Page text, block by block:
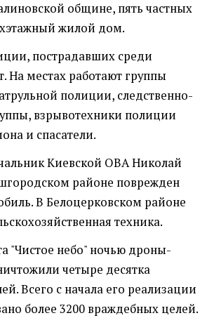
общине, пять частных
жилой дом.
пострадавших среди
На местах работают группы
полиции, следственно-
взрывотехники полиции
и спасатели.
Киевской ОВА Николай
районе поврежден
В Белоцерковском районе
техника.
"Чистое небо" ночью дроны-
четыре десятка
Всего с начала его реализации
более 3200 враждебных целей.